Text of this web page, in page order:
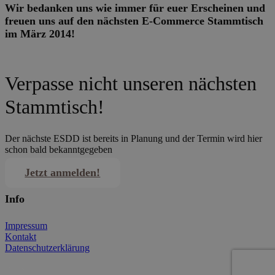
Wir bedanken uns wie immer für euer Erscheinen und
freuen uns auf den nächsten E-Commerce Stammtisch
im März 2014!
Verpasse nicht unseren nächsten
Stammtisch!
Der nächste ESDD ist bereits in Planung und der Termin wird hier
schon bald bekanntgegeben
Jetzt anmelden!
Info
Impressum
Kontakt
Datenschutzerklärung